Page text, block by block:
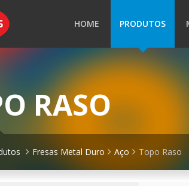
HOME PRODUTOS
RASO
Fresas Metal Duro Aço Topo Raso